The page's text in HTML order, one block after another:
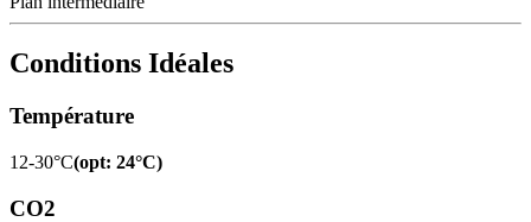
Conditions Idéales
Température
12-30°C(opt: 24°C)
CO2